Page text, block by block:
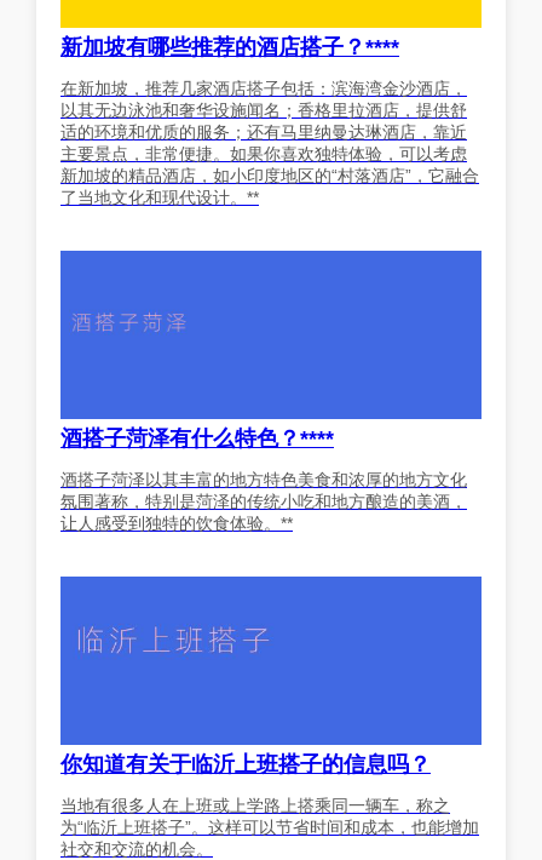
新加坡有哪些推荐的酒店搭子？****
在新加坡，推荐几家酒店搭子包括：滨海湾金沙酒店，
以其无边泳池和奢华设施闻名；香格里拉酒店，提供舒
适的环境和优质的服务；还有马里纳曼达琳酒店，靠近
主要景点，非常便捷。如果你喜欢独特体验，可以考虑
新加坡的精品酒店，如小印度地区的“村落酒店”，它融合
了当地文化和现代设计。**
酒搭子菏泽有什么特色？****
酒搭子菏泽以其丰富的地方特色美食和浓厚的地方文化
氛围著称，特别是菏泽的传统小吃和地方酿造的美酒，
让人感受到独特的饮食体验。**
你知道有关于临沂上班搭子的信息吗？
当地有很多人在上班或上学路上搭乘同一辆车，称之
为“临沂上班搭子”。这样可以节省时间和成本，也能增加
社交和交流的机会。